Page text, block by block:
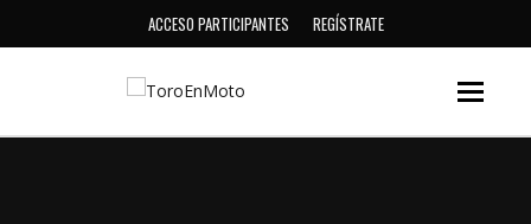
ACCESO PARTICIPANTES REGÍSTRATE